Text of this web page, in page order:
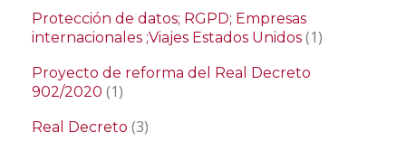
Protección de datos; RGPD; Empresas
internacionales ;Viajes Estados Unidos (1)
Proyecto de reforma del Real Decreto
902/2020 (1)
Real Decreto (3)